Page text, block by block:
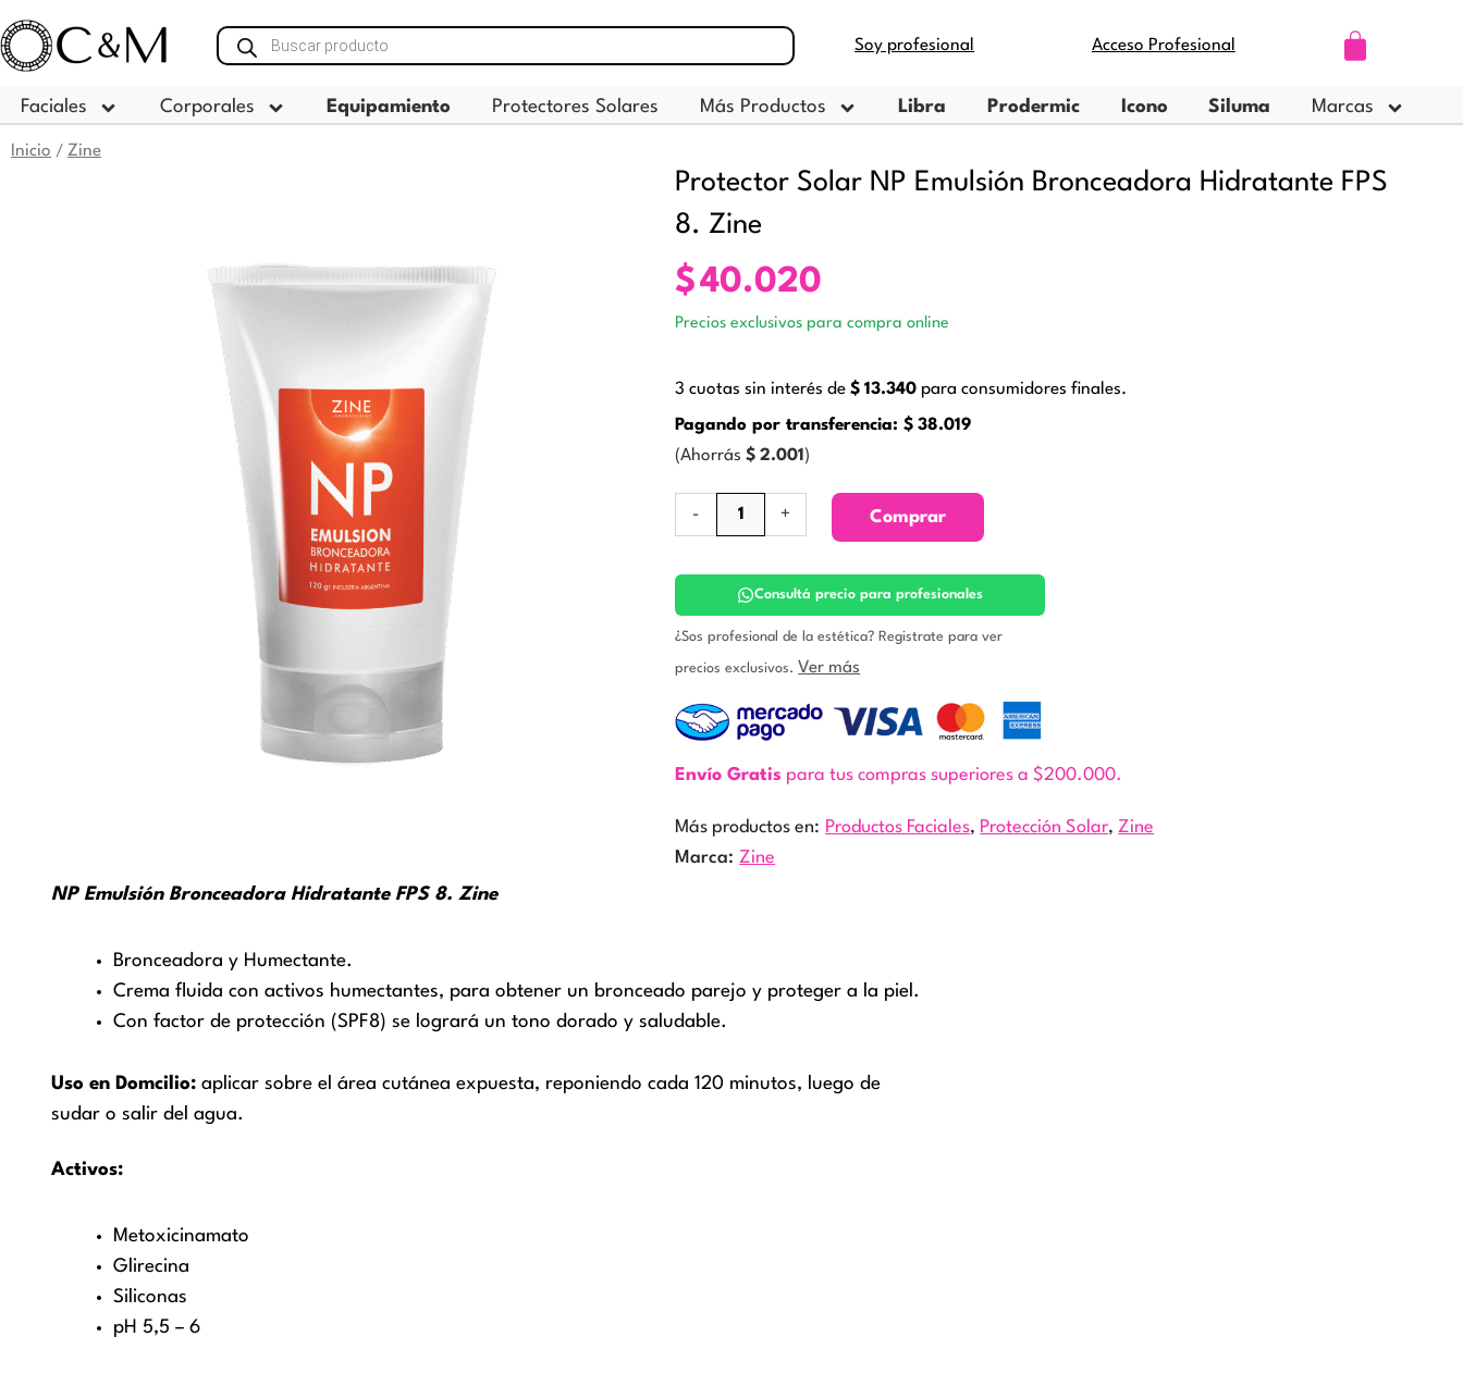
al
contenido
Búsqueda
de
Soy profesional Acceso Profesional Carrito
Faciales Corporales Equipamiento Protectores Solares Más Productos Libra Prodermic Icono Siluma Marcas
Inicio / Zine
Protector Solar NP Emulsión Bronceadora Hidratante FPS
8. Zine
$40.020
Precios exclusivos para compra online
3 cuotas sin interés de$ 13.340 para consumidores finales.
Pagando por transferencia:$ 38.019
(Ahorrás$ 2.001 )
-
Protector
Bronceadora
Hidratante
FPS
Zine
+ Comprar
Consultá precio para profesionales
¿Sos profesional de la estética? Registrate para ver
precios exclusivos. Ver más
Envío Gratis para tus compras superiores a $200.000.
Más productos en: Productos Faciales, Protección Solar,Zine
Marca:Zine
NP Emulsión Bronceadora Hidratante FPS 8. Zine
Bronceadora y Humectante.
Crema fluida con activos humectantes, para obtener un bronceado parejo y proteger a la piel.
Con factor de protección (SPF8) se logrará un tono dorado y saludable.
Uso en Domcilio: aplicar sobre el área cutánea expuesta, reponiendo cada 120 minutos, luego de
sudar o salir del agua.
Activos:
Metoxicinamato
Glirecina
Siliconas
pH 5,5 – 6